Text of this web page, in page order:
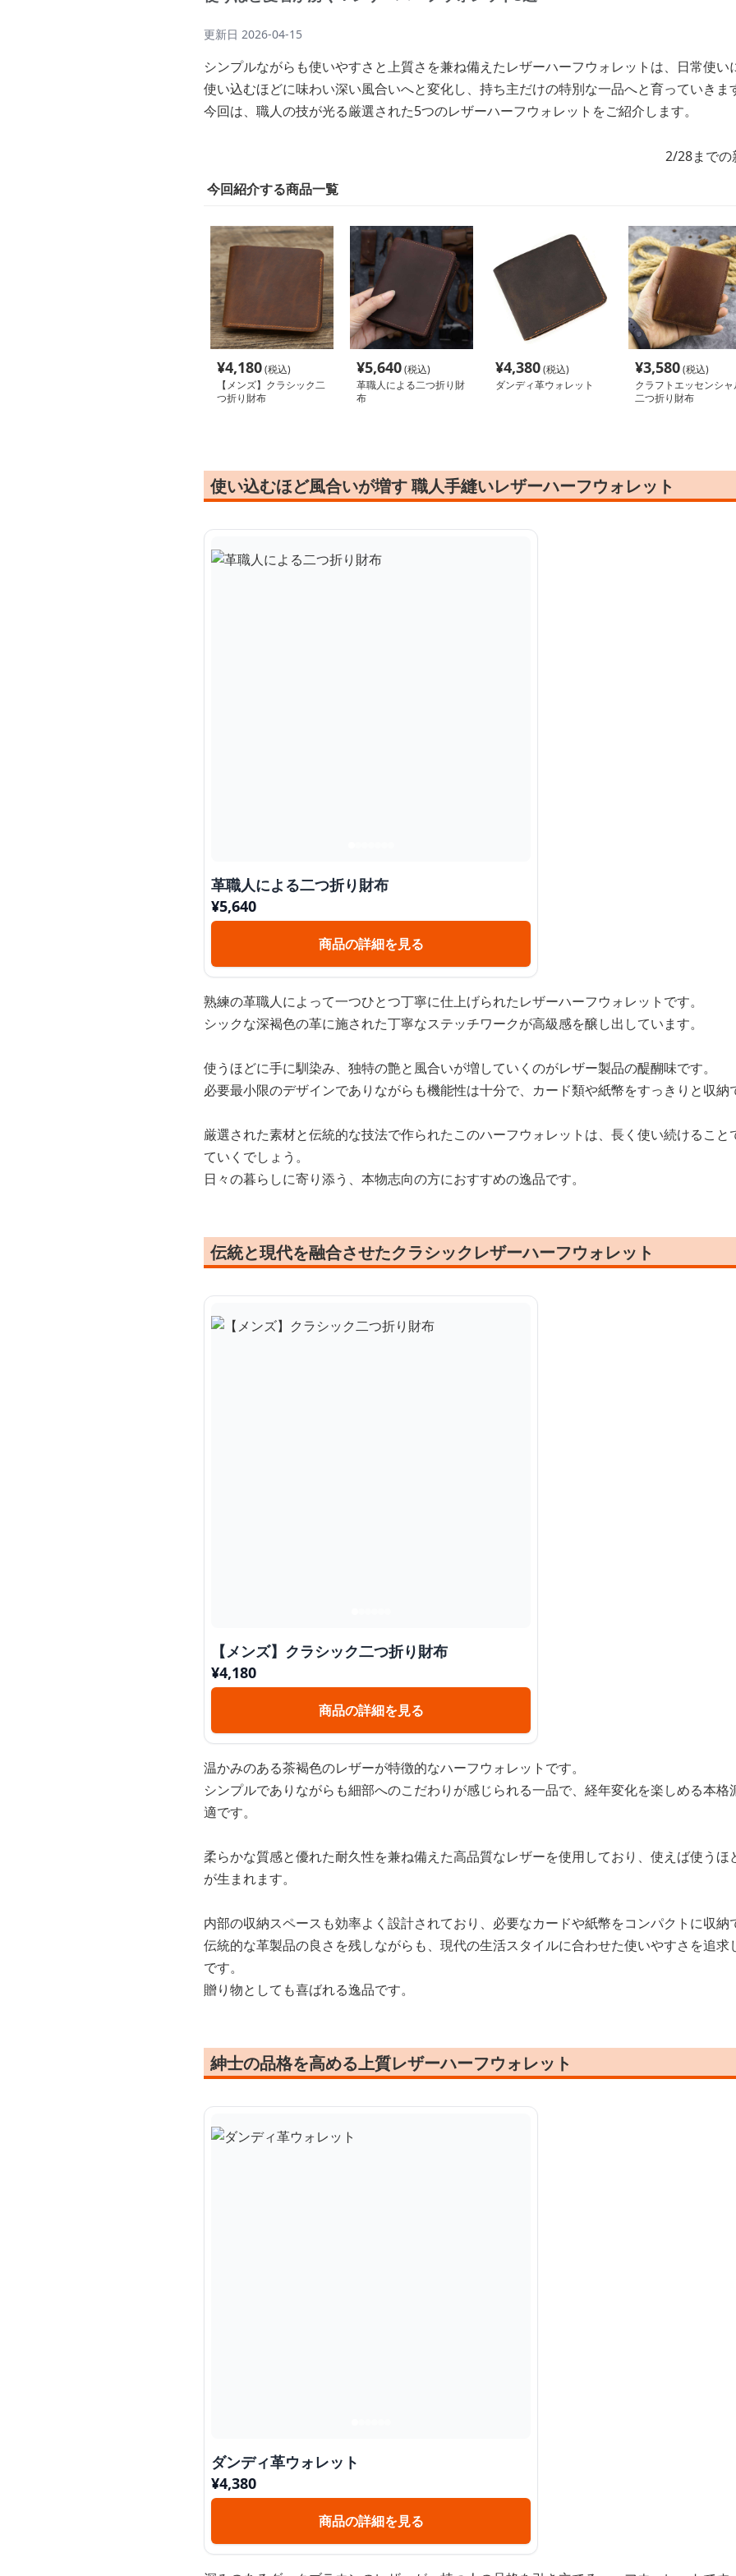
更新日 2026-04-15
シンプルながらも使いやすさと上質さを兼ね備えたレザーハーフウォレットは、日常使い
使い込むほどに味わい深い風合いへと変化し、持ち主だけの特別な一品へと育っていきま
今回は、職人の技が光る厳選された5つのレザーハーフウォレットをご紹介します。
2/28までの
今回紹介する商品一覧
¥4,180(税込)
【メンズ】クラシック二
つ折り財布
¥5,640(税込)
革職人による二つ折り財
布
¥4,380(税込)
ダンディ革ウォレット
¥3,580(税込)
クラフトエッセンシャ
二つ折り財布
使い込むほど風合いが増す 職人手縫いレザーハーフウォレット
革職人による二つ折り財布
¥5,640
商品の詳細を見る
熟練の革職人によって一つひとつ丁寧に仕上げられたレザーハーフウォレットです。
シックな深褐色の革に施された丁寧なステッチワークが高級感を醸し出しています。
使うほどに手に馴染み、独特の艶と風合いが増していくのがレザー製品の醍醐味です。
必要最小限のデザインでありながらも機能性は十分で、カード類や紙幣をすっきりと収納
厳選された素材と伝統的な技法で作られたこのハーフウォレットは、長く使い続けること
ていくでしょう。
日々の暮らしに寄り添う、本物志向の方におすすめの逸品です。
伝統と現代を融合させたクラシックレザーハーフウォレット
【メンズ】クラシック二つ折り財布
¥4,180
商品の詳細を見る
温かみのある茶褐色のレザーが特徴的なハーフウォレットです。
シンプルでありながらも細部へのこだわりが感じられる一品で、経年変化を楽しめる本
適です。
柔らかな質感と優れた耐久性を兼ね備えた高品質なレザーを使用しており、使えば使うほ
が生まれます。
内部の収納スペースも効率よく設計されており、必要なカードや紙幣をコンパクトに収納
伝統的な革製品の良さを残しながらも、現代の生活スタイルに合わせた使いやすさを追求
です。
贈り物としても喜ばれる逸品です。
紳士の品格を高める上質レザーハーフウォレット
ダンディ革ウォレット
¥4,380
商品の詳細を見る